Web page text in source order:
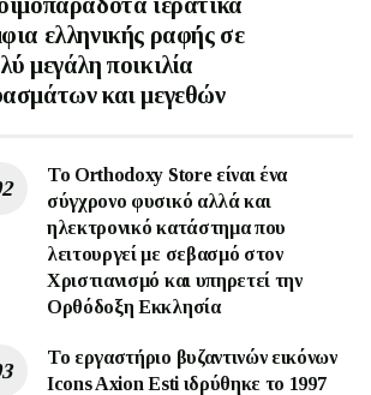
ελληνικής ραφής σε
μεγάλη ποικιλία
και μεγεθών
Το Orthodoxy Store είναι ένα
σύγχρονο φυσικό αλλά και
ηλεκτρονικό κατάστημα που
λειτουργεί με σεβασμό στον
Χριστιανισμό και υπηρετεί την
Ορθόδοξη Εκκλησία
To εργαστήριο βυζαντινών εικόνων
Ιcons Axion Esti ιδρύθηκε το 1997